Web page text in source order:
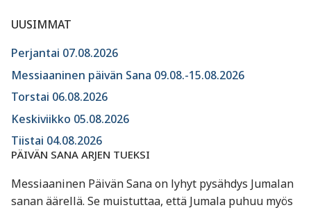
UUSIMMAT
Perjantai 07.08.2026
Messiaaninen päivän Sana 09.08.-15.08.2026
Torstai 06.08.2026
Keskiviikko 05.08.2026
Tiistai 04.08.2026
PÄIVÄN SANA ARJEN TUEKSI
Messiaaninen Päivän Sana on lyhyt pysähdys Jumalan
sanan äärellä. Se muistuttaa, että Jumala puhuu myös